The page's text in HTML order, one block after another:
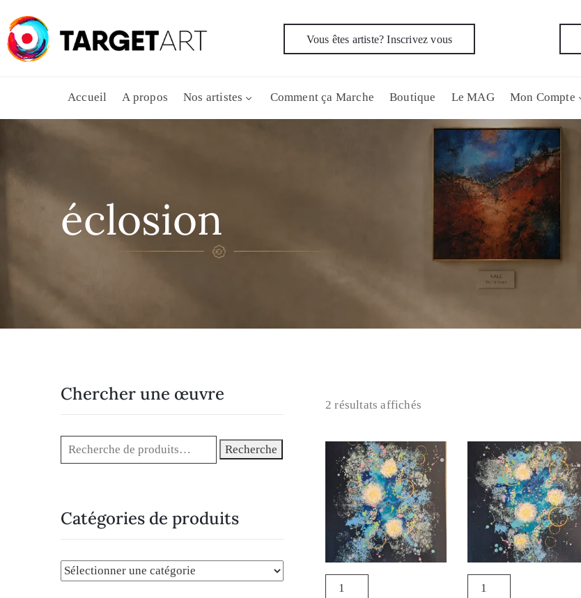
Vous êtes artiste? Inscrivez vous
Accueil A propos Nos artistes Comment ça Marche Boutique Le MAG Mon Compte
éclosion
2 résultats affichés
Chercher une œuvre
Recherche
Catégories de produits